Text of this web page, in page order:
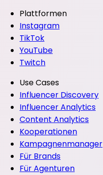
Plattformen
Instagram
TikTok
YouTube
Twitch
Use Cases
Influencer Discovery
Influencer Analytics
Content Analytics
Kooperationen
Kampagnenmanager
Für Brands
Für Agenturen